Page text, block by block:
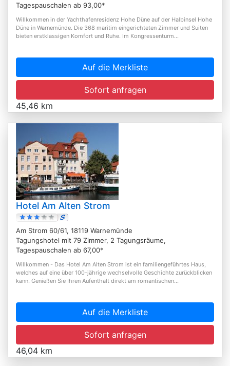
Tagespauschalen ab 93,00*
Willkommen in der Yachthafenresidenz Hohe Düne auf der Halbinsel Hohe
Düne in Warnemünde. Die 368 maritim eingerichteten Zimmer und Suiten
bieten erstklassigen Komfort und Ruhe. Im Kongressenturm...
Auf die Merkliste
Sofort anfragen
45,46 km
Hotel Am Alten Strom
Am Strom 60/61, 18119 Warnemünde
Tagungshotel mit 79 Zimmer, 2 Tagungsräume,
Tagespauschalen ab 67,00*
Willkommen - Das Hotel Am Alten Strom ist ein familiengeführtes Haus,
welches auf eine über 100-jährige wechselvolle Geschichte zurückblicken
kann. Genießen Sie Ihren Aufenthalt direkt am romantischen...
Auf die Merkliste
Sofort anfragen
46,04 km